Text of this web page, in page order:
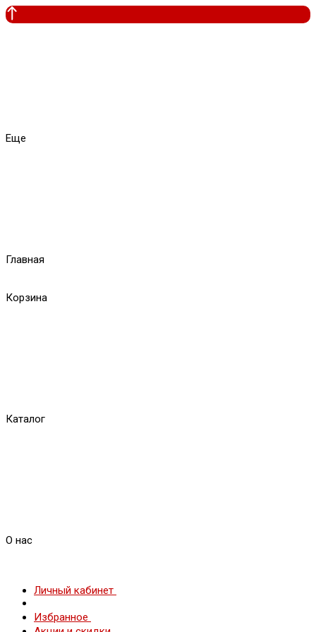
Еще
Главная
Корзина
Каталог
О нас
Личный кабинет
Избранное